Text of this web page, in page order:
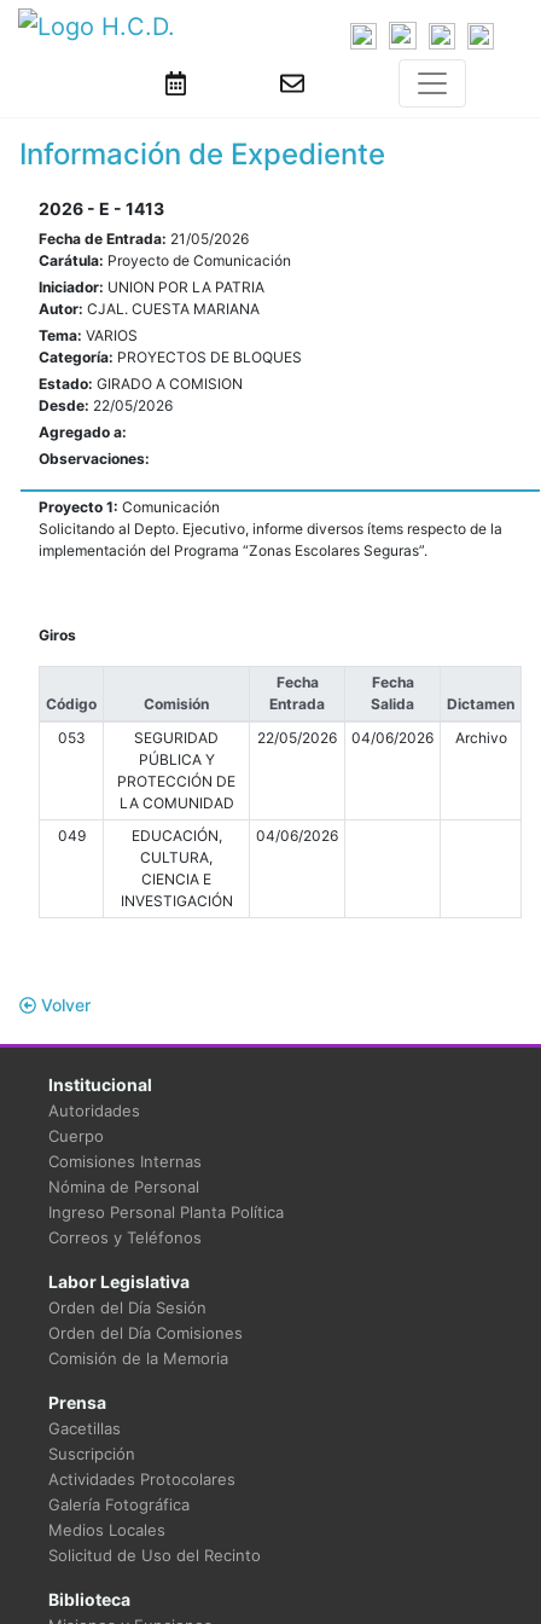
Información de Expediente
2026 - E - 1413
Fecha de Entrada: 21/05/2026
Carátula: Proyecto de Comunicación
Iniciador: UNION POR LA PATRIA
Autor: CJAL. CUESTA MARIANA
Tema: VARIOS
Categoría: PROYECTOS DE BLOQUES
Estado: GIRADO A COMISION
Desde: 22/05/2026
Agregado a:
Observaciones:
Proyecto 1: Comunicación
Solicitando al Depto. Ejecutivo, informe diversos ítems respecto de la
implementación del Programa “Zonas Escolares Seguras”.
Giros
Código Comisión
Fecha
Entrada
Fecha
Salida
Dictamen
053
SEGURIDAD
PÚBLICA Y
PROTECCIÓN DE
LA COMUNIDAD
22/05/2026 04/06/2026 Archivo
049
EDUCACIÓN,
CULTURA,
CIENCIA E
INVESTIGACIÓN
04/06/2026
Volver
Institucional
Autoridades
Cuerpo
Comisiones Internas
Nómina de Personal
Ingreso Personal Planta Política
Correos y Teléfonos
Labor Legislativa
Orden del Día Sesión
Orden del Día Comisiones
Comisión de la Memoria
Prensa
Gacetillas
Suscripción
Actividades Protocolares
Galería Fotográfica
Medios Locales
Solicitud de Uso del Recinto
Biblioteca